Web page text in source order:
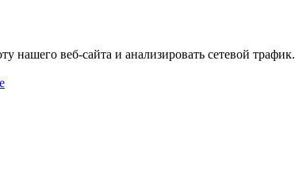
веб-сайта и анализировать сетевой трафик.